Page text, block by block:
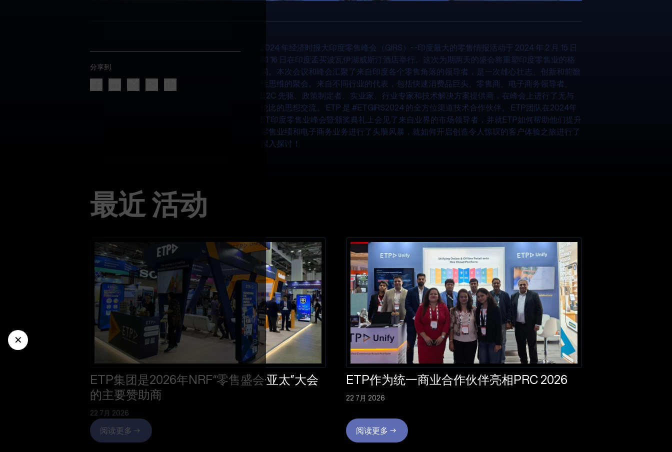
2024 年经济时报大印度零售峰会（GIRS）--印度最大的零售情报活动于 2024 年 2 月 15 日
和 16 日在印度孟买波瓦伊湖威斯汀酒店举行。这次为期两天的盛会将重塑印度零售业的格
局。本次会议和峰会汇聚了来自印度各个零售角落的领导者，是一次雄心壮志、创新和前瞻
性思维的聚会。来自不同行业的代表，包括快速消费品巨头、零售商、电子商务领导者、
D2C 先驱、政策制定者、实业家、行业专家和技术解决方案提供商，在峰会上进行了无与
伦比的思想交流。 ETP 是 #ETGIRS2024 的全方位渠道技术合作伙伴。 ETP团队在2024年
ET印度零售业峰会暨颁奖典礼上会见了来自业界的市场领导者，并就ETP如何帮助他们提升
零售业绩和电子商务业务进行了头脑风暴，就如何开启创造令人惊叹的客户体验之旅进行了
深入探讨！
分享到
最近 活动
ETP集团是2026年NRF“零售盛会·亚太”大会
的主要赞助商
22 7月 2026
阅读更多
ETP作为统一商业合作伙伴亮相PRC 2026
22 7月 2026
阅读更多
✕